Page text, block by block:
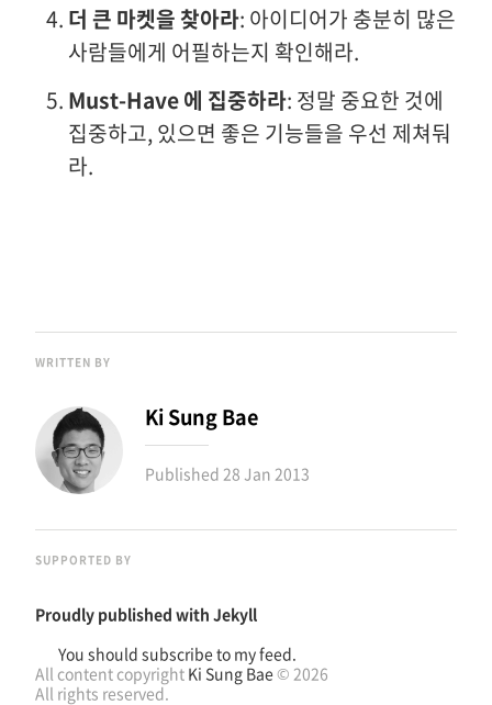
더 큰 마켓을 찾아라: 아이디어가 충분히 많은
사람들에게 어필하는지 확인해라.
Must-Have 에 집중하라: 정말 중요한 것에
집중하고, 있으면 좋은 기능들을 우선 제쳐둬
라.
WRITTEN BY
Ki Sung Bae
Published 28 Jan 2013
SUPPORTED BY
Proudly published with Jekyll
You should subscribe to my feed.
All content copyright Ki Sung Bae© 2026
All rights reserved.